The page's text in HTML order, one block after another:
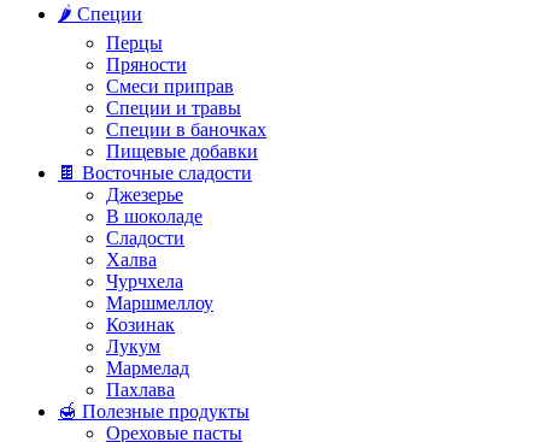
🌶️ Специи
Перцы
Пряности
Смеси приправ
Специи и травы
Специи в баночках
Пищевые добавки
🍫 Восточные сладости
Джезерье
В шоколаде
Сладости
Халва
Чурчхела
Маршмеллоу
Козинак
Лукум
Мармелад
Пахлава
🍯 Полезные продукты
Ореховые пасты